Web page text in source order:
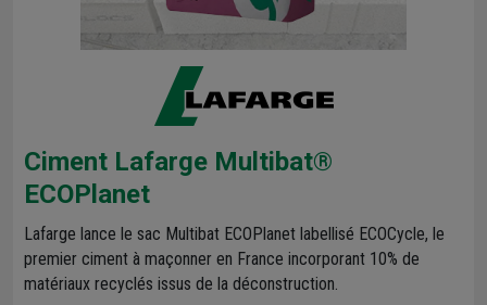
Ciment Lafarge Multibat®
ECOPlanet
Lafarge lance le sac Multibat ECOPlanet labellisé ECOCycle, le
premier ciment à maçonner en France incorporant 10% de
matériaux recyclés issus de la déconstruction.